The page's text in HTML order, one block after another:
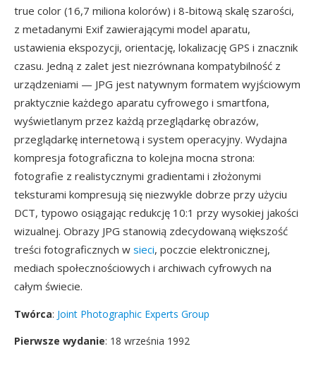
true color (16,7 miliona kolorów) i 8-bitową skalę szarości,
z metadanymi Exif zawierającymi model aparatu,
ustawienia ekspozycji, orientację, lokalizację GPS i znacznik
czasu. Jedną z zalet jest niezrównana kompatybilność z
urządzeniami — JPG jest natywnym formatem wyjściowym
praktycznie każdego aparatu cyfrowego i smartfona,
wyświetlanym przez każdą przeglądarkę obrazów,
przeglądarkę internetową i system operacyjny. Wydajna
kompresja fotograficzna to kolejna mocna strona:
fotografie z realistycznymi gradientami i złożonymi
teksturami kompresują się niezwykle dobrze przy użyciu
DCT, typowo osiągając redukcję 10:1 przy wysokiej jakości
wizualnej. Obrazy JPG stanowią zdecydowaną większość
treści fotograficznych w sieci, poczcie elektronicznej,
mediach społecznościowych i archiwach cyfrowych na
całym świecie.
Twórca: Joint Photographic Experts Group
Pierwsze wydanie: 18 września 1992